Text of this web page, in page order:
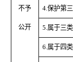
不予
公开
4.保护第
5.属于三
6.属于四